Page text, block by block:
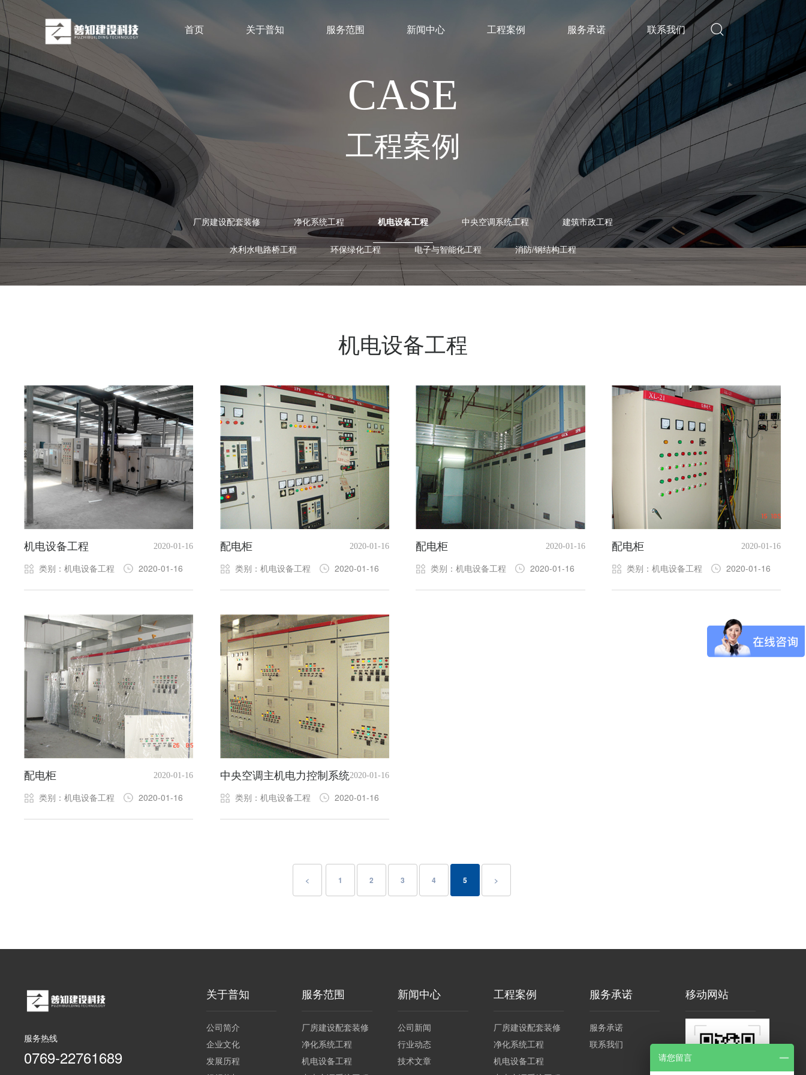
首页 关于普知 服务范围 新闻中心 工程案例 服务承诺 联系我们
CASE
工程案例
厂房建设配套装修 净化系统工程 机电设备工程 中央空调系统工程 建筑市政工程
水利水电路桥工程 环保绿化工程 电子与智能化工程 消防/钢结构工程
机电设备工程
机电设备工程 2020-01-16
类别：机电设备工程 2020-01-16
配电柜 2020-01-16
类别：机电设备工程 2020-01-16
配电柜 2020-01-16
类别：机电设备工程 2020-01-16
配电柜 2020-01-16
类别：机电设备工程 2020-01-16
配电柜 2020-01-16
类别：机电设备工程 2020-01-16
中央空调主机电力控制系统2020-01-16
类别：机电设备工程 2020-01-16
< 1 2 3 4 5 >
服务热线
0769-22761689
关于普知
公司简介
企业文化
发展历程
服务范围
厂房建设配套装修
净化系统工程
机电设备工程
新闻中心
公司新闻
行业动态
技术文章
工程案例
厂房建设配套装修
净化系统工程
机电设备工程
服务承诺
服务承诺
联系我们
移动网站
请您留言